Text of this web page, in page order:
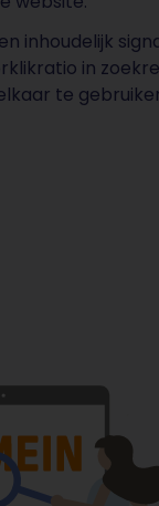
inhoudelijk
in
te